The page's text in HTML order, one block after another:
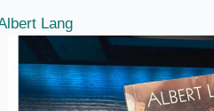
Lang